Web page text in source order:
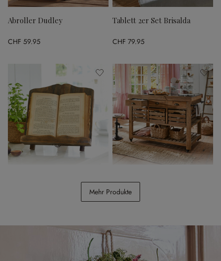
Abroller Dudley
CHF 59.95
Tablett 2er Set Brisalda
CHF 79.95
CHF 2’348.00
Mehr Produkte